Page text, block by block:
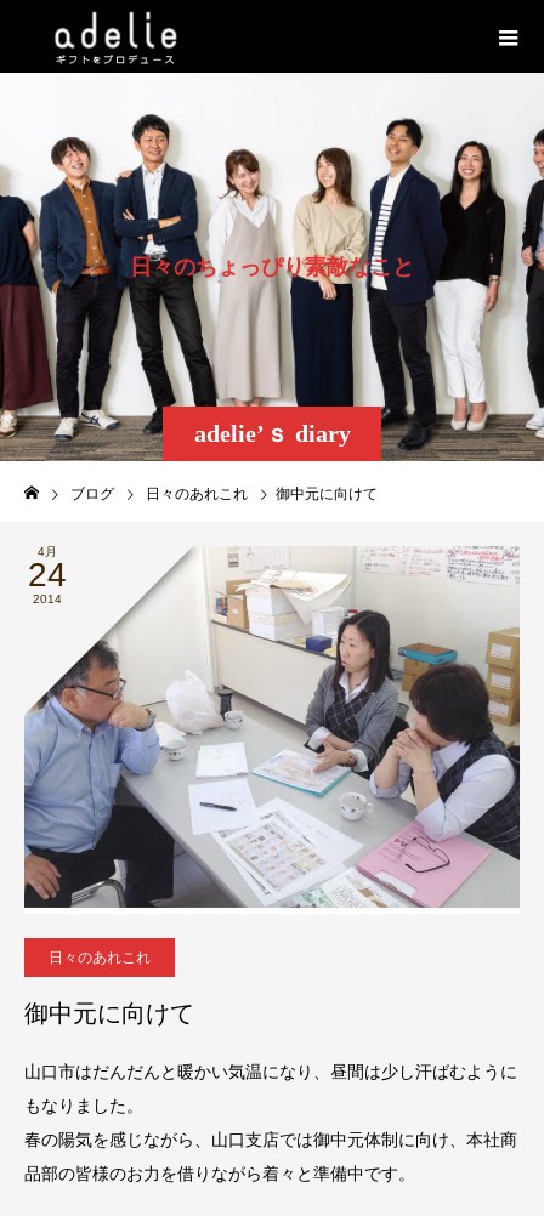
adelie’ｓ diary
日々のちょ っぴり素敵なこ と
ブログ 日々のあれこれ 御中元に向けて
4月
24
2014
日々のあれこれ
御中元に向けて
山口市はだんだんと暖かい気温になり、昼間は少し汗ばむように
もなりました。
春の陽気を感じながら、山口支店では御中元体制に向け、本社商
品部の皆様のお力を借りながら着々と準備中です。